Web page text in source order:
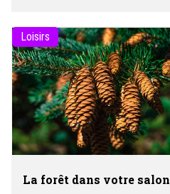
Loisirs
La forêt dans votre salon